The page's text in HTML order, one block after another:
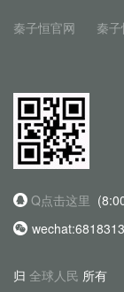
秦子恒官网 秦
Q点击这里
归 全球人民 所有